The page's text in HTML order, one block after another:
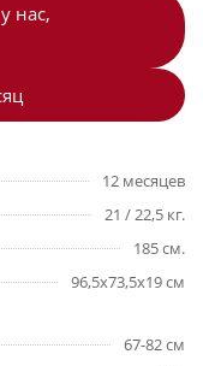
нас,
12 месяцев
21 / 22,5 кг.
185 см.
96,5х73,5х19 см
67-82 см